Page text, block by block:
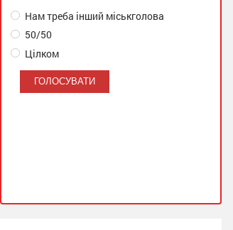
Нам треба інший міськголова
50/50
Цілком